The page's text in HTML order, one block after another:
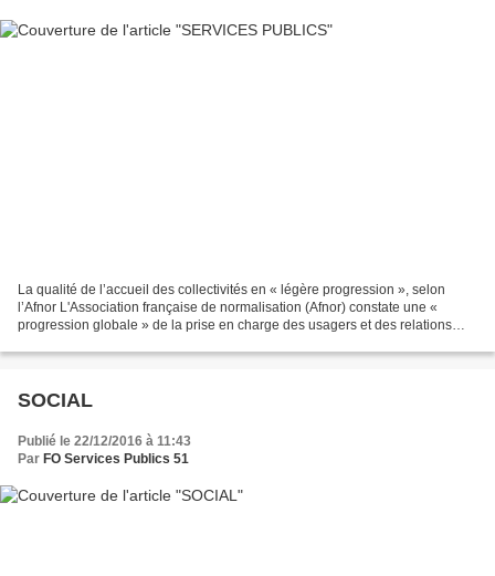
La qualité de l’accueil des collectivités en « légère progression », selon
l’Afnor L'Association française de normalisation (Afnor) constate une «
progression globale » de la prise en charge des usagers et des relations
SOCIAL
Publié le 22/12/2016 à 11:43
Par FO Services Publics 51